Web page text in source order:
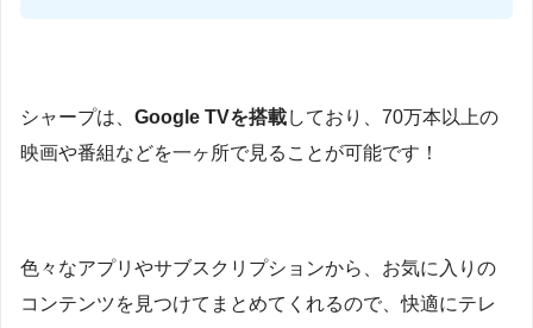
シャープは、 Google TVを搭載しており、70万本以上の
映画や番組などを一ヶ所で見ることが可能です！
色々なアプリやサブスクリプションから、お気に入りの
コンテンツを見つけてまとめてくれるので、快適にテレ